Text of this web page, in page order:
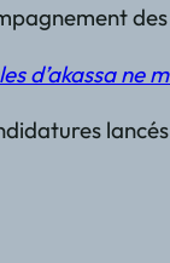
d’akassa ne